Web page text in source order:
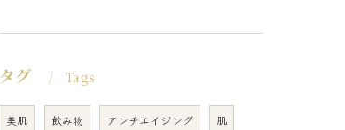
タグ Tags
美肌 飲み物 アンチエイジング 肌